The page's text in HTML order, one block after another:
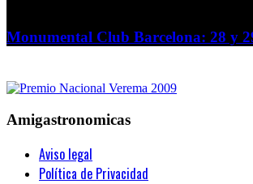
Monumental Club Barcelona: 28 y
Amigastronomicas
Aviso legal
Política de Privacidad